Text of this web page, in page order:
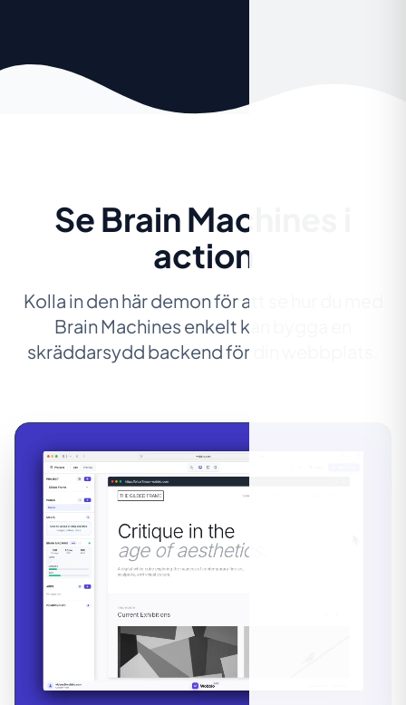
Se Brain Machines i
action
Kolla in den här demon för att se hur du med
Brain Machines enkelt kan bygga en
skräddarsydd backend för din webbplats.